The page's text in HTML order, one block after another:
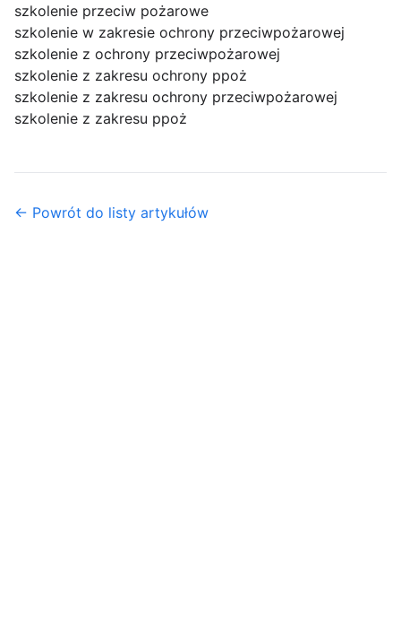
szkolenie przeciw pożarowe
szkolenie w zakresie ochrony przeciwpożarowej
szkolenie z ochrony przeciwpożarowej
szkolenie z zakresu ochrony ppoż
szkolenie z zakresu ochrony przeciwpożarowej
szkolenie z zakresu ppoż
← Powrót do listy artykułów